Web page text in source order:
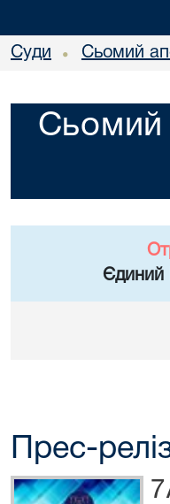
Суди • Сьомий
Сьомий
Єдиний
Прес-